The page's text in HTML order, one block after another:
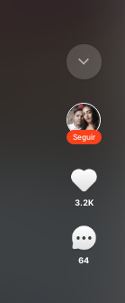
Seguir
3.2K
64